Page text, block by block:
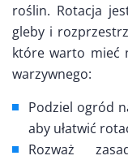
roślin. Rotacja
gleby i
które warto mieć
warzywnego:
Podziel ogród
aby ułatwić
Rozważ